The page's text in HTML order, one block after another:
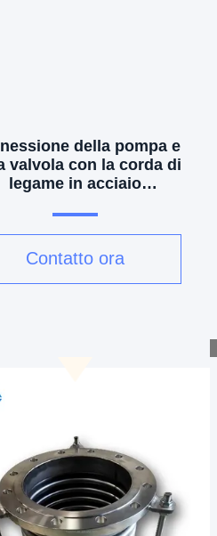
della pompa e
valvola con la corda di
legame in acciaio
Contatto ora